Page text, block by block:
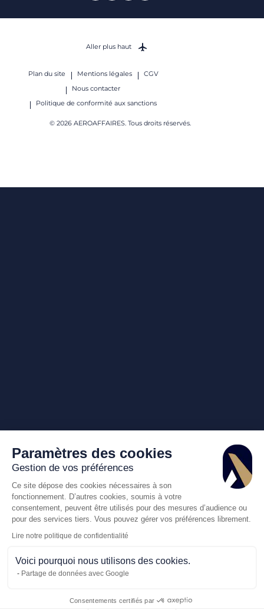
Plan du site Mentions légales
CGV
Nous contacter
Politique de conformité aux sanctions
© 2026 AEROAFFAIRES. Tous droits réservés.
Aller plus haut
Paramètres des cookies
Gestion de vos préférences
Ce site dépose des cookies nécessaires à son
fonctionnement. D’autres cookies, soumis à votre
consentement, peuvent être utilisés pour des mesures d’audience ou
pour des services tiers. Vous pouvez gérer vos préférences librement.
Lire notre politique de confidentialité
Voici pourquoi nous utilisons des cookies.
Partage de données avec Google
Consentements certifiés par